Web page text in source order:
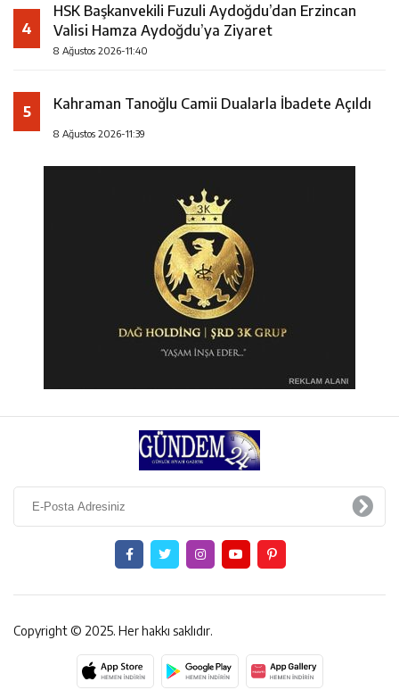
4
HSK Başkanvekili Fuzuli Aydoğdu’dan Erzincan
Valisi Hamza Aydoğdu’ya Ziyaret
8 Ağustos 2026-11:40
5 Kahraman Tanoğlu Camii Dualarla İbadete Açıldı
8 Ağustos 2026-11:39
Copyright © 2025. Her hakkı saklıdır.